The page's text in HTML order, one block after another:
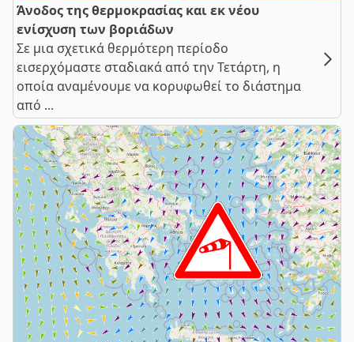
Άνοδος της θερμοκρασίας και εκ νέου
ενίσχυση των βοριάδων
Σε μια σχετικά θερμότερη περίοδο
εισερχόμαστε σταδιακά από την Τετάρτη, η
οποία αναμένουμε να κορυφωθεί το διάστημα
από ...